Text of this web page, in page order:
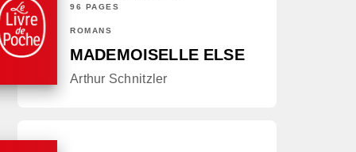
96 PAGES
ROMANS
MADEMOISELLE ELSE
Arthur Schnitzler